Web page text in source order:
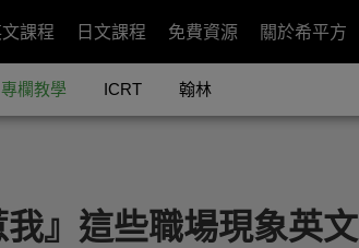
課程 日文課程 免費資源 關於希平方
專欄教學 ICRT 翰林
』這些職場現象英文